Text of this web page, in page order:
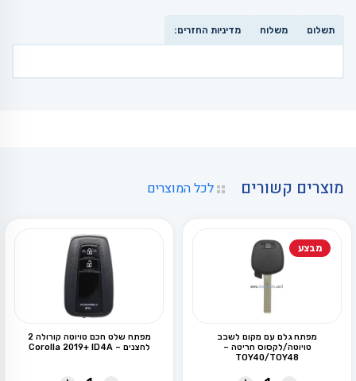
תשלום משלוח מדיניות החזרים:
מוצרים קשורים לכל המוצרים
מבצע
מפתח גלם עם מקום לשבב
טויוטה/לקסוס חריטה –
TOY40/TOY48
מפתח שלט חכם טויוטה קורולה 2
לחצנים – Corolla 2019+ ID4A